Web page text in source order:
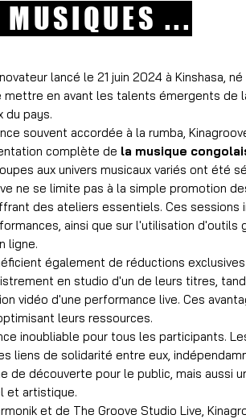
MUSIQUES ...
lancé le 21 juin 2024 à Kinshasa,
en avant les talents émergents de
du pays.
souvent accordée à la rumba,
complète de la musique
aux univers musicaux variés ont
ne se limite pas à la simple promotion
des ateliers essentiels. Ces
ainsi que sur l'utilisation
ligne.
également de réductions
en studio d'un de leurs titres,
vidéo d'une performance live. Ces
leurs ressources.
inoubliable pour tous les participants.
liens de solidarité entre eux,
de découverte pour le public, mais aussi
et artistique.
et de The Groove Studio Live,